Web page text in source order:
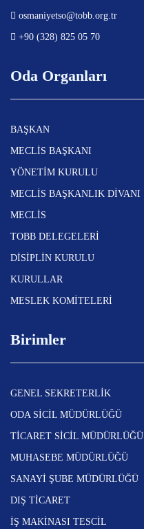
osmaniyetso@tobb.org.tr
+90 (328) 825 05 70
Oda Organları
BAŞKAN
MECLİS BAŞKANI
YÖNETİM KURULU
MECLİS BAŞKANLIK DİVANI
MECLİS
TOBB DELEGELERİ
DİSİPLİN KURULU
KURULLAR
MESLEK KOMİTELERİ
Birimler
GENEL SEKRETERLİK
ODA SİCİL MÜDÜRLÜĞÜ
TİCARET SİCİL MÜDÜRLÜĞÜ
MUHASEBE MÜDÜRLÜĞÜ
SANAYİ ŞUBE MÜDÜRLÜĞÜ
DIŞ TİCARET
İŞ MAKİNASI TESCİL